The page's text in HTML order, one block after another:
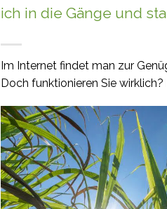
ich in die Gänge und
Im Internet findet man zur
Doch funktionieren Sie